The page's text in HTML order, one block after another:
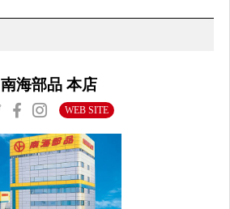
南海部品 本店
WEB SITE